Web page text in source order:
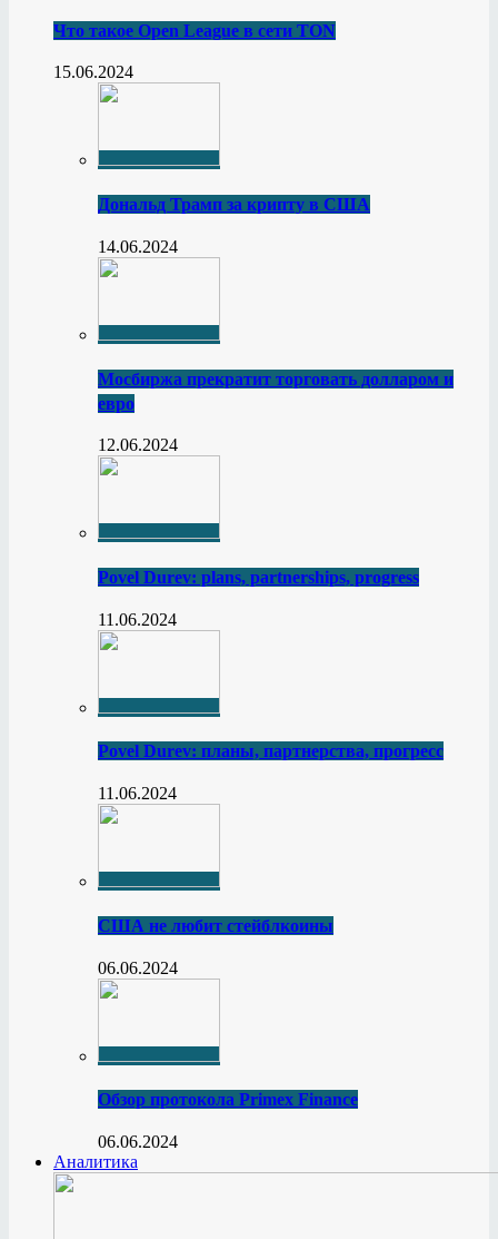
Что такое Open League в сети TON
15.06.2024
Дональд Трамп за крипту в США
14.06.2024
Мосбиржа прекратит торговать долларом и
евро
12.06.2024
Povel Durev: plans, partnerships, progress
11.06.2024
Povel Durev: планы, партнерства, прогресс
11.06.2024
США не любит стейблкоины
06.06.2024
Обзор протокола Primex Finance
06.06.2024
Аналитика